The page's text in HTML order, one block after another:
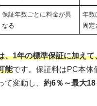
保証年数ごとに料金が異
なる
年数
固定
、1年の標準保証に加え
能です。保証料はPC本体
て変動し、 約6％～最大18